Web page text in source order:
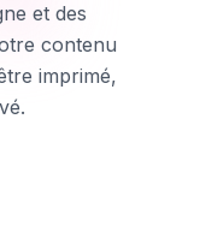
et des
contenu
imprimé,